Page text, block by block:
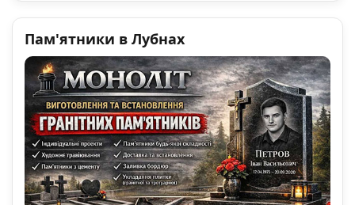
Пам'ятники в Лубнах